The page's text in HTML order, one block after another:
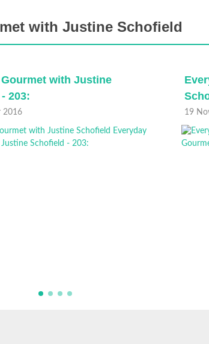
with Justine Schofield
with Justine
203:
2016 19